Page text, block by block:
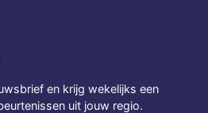
en krijg wekelijks een
uit jouw regio.